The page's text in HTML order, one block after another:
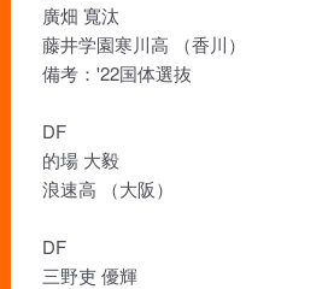
廣畑 寬汰
藤井学園寒川高 （香川）
備考：'22国体選抜
DF
的場 大毅
浪速高 （大阪）
DF
三野吏 優輝